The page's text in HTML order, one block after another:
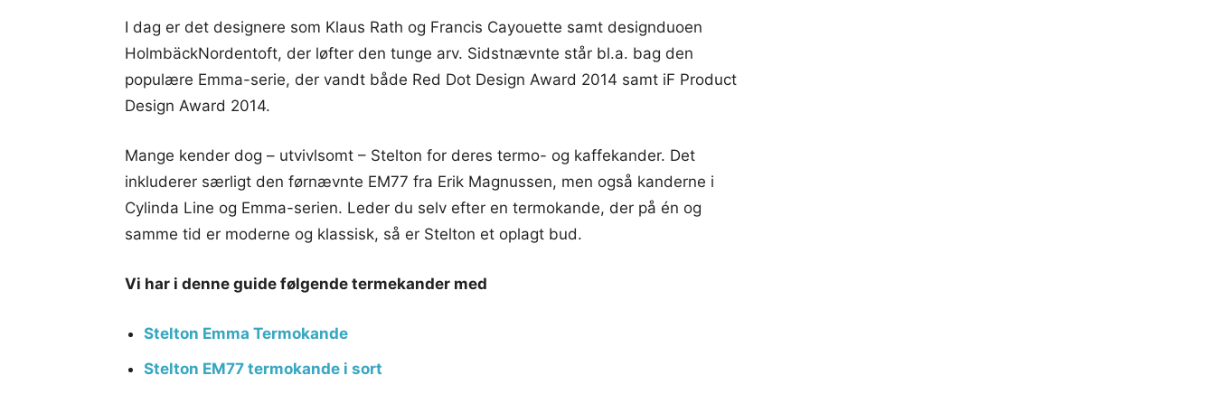
I dag er det designere som Klaus Rath og Francis Cayouette samt designduoen
HolmbäckNordentoft, der løfter den tunge arv. Sidstnævnte står bl.a. bag den
populære Emma-serie, der vandt både Red Dot Design Award 2014 samt iF Product
Design Award 2014.
Mange kender dog – utvivlsomt – Stelton for deres termo- og kaffekander. Det
inkluderer særligt den førnævnte EM77 fra Erik Magnussen, men også kanderne i
Cylinda Line og Emma-serien. Leder du selv efter en termokande, der på én og
samme tid er moderne og klassisk, så er Stelton et oplagt bud.
Vi har i denne guide følgende termekander med
Stelton Emma Termokande
Stelton EM77 termokande i sort